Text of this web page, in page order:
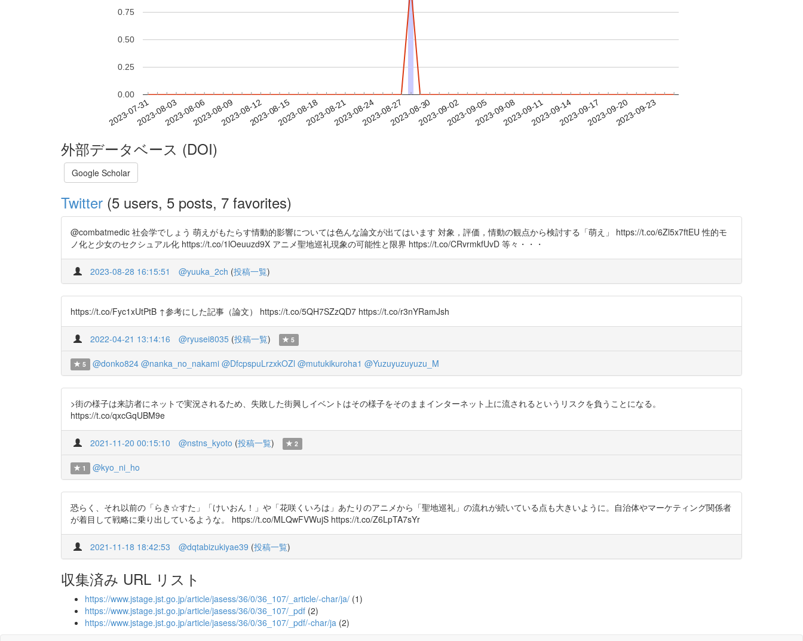
2023-07-312023-08-032023-08-062023-08-092023-08-122023-08-152023-08-182023-08-212023-08-242023-08-272023-08-302023-09-022023-09-052023-09-082023-09-112023-09-142023-09-172023-09-202023-09-23
0.00
0.25
0.50
0.75
外部データベース (DOI)
Google Scholar
Twitter (5 users, 5 posts, 7 favorites)
@combatmedic 社会学でしょう 萌えがもたらす情動的影響については色んな論文が出てはいます 対象，評価，情動の観点から検討する「萌え」 https://t.co/6Zl5x7ftEU 性的モ
ノ化と少女のセクシュアル化 https://t.co/1lOeuuzd9X アニメ聖地巡礼現象の可能性と限界 https://t.co/CRvrmkfUvD 等々・・・
2023-08-28 16:15:51 @yuuka_2ch (投稿一覧)
https://t.co/Fyc1xUtPtB ↑参考にした記事（論文） https://t.co/5QH7SZzQD7 https://t.co/r3nYRamJsh
2022-04-21 13:14:16 @ryusei8035 (投稿一覧) 5
5 @donko824 @nanka_no_nakami @DfcpspuLrzxkOZl @mutukikuroha1 @Yuzuyuzuyuzu_M
>街の様子は来訪者にネットで実況されるため、失敗した街興しイベントはその様子をそのままインターネット上に流されるというリスクを負うことになる。
https://t.co/qxcGqUBM9e
2021-11-20 00:15:10 @nstns_kyoto (投稿一覧) 2
1 @kyo_ni_ho
恐らく、それ以前の「らき☆すた」「けいおん！」や「花咲くいろは」あたりのアニメから「聖地巡礼」の流れが続いている点も大きいように。自治体やマーケティング関係者
が着目して戦略に乗り出しているような。 https://t.co/MLQwFVWujS https://t.co/Z6LpTA7sYr
2021-11-18 18:42:53 @dqtabizukiyae39 (投稿一覧)
収集済み URL リスト
https://www.jstage.jst.go.jp/article/jasess/36/0/36_107/_article/-char/ja/ (1)
https://www.jstage.jst.go.jp/article/jasess/36/0/36_107/_pdf (2)
https://www.jstage.jst.go.jp/article/jasess/36/0/36_107/_pdf/-char/ja (2)